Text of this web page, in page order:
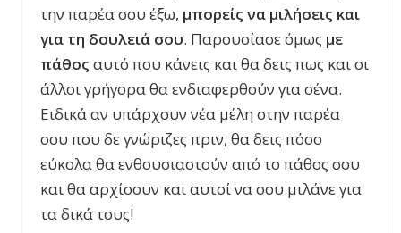
την παρέα σου έξω, μπορείς να μιλήσεις και
για τη δουλειά σου. Παρουσίασε όμως με
πάθος αυτό που κάνεις και θα δεις πως και οι
άλλοι γρήγορα θα ενδιαφερθούν για σένα.
Ειδικά αν υπάρχουν νέα μέλη στην παρέα
σου που δε γνώριζες πριν, θα δεις πόσο
εύκολα θα ενθουσιαστούν από το πάθος σου
και θα αρχίσουν και αυτοί να σου μιλάνε για
τα δικά τους!